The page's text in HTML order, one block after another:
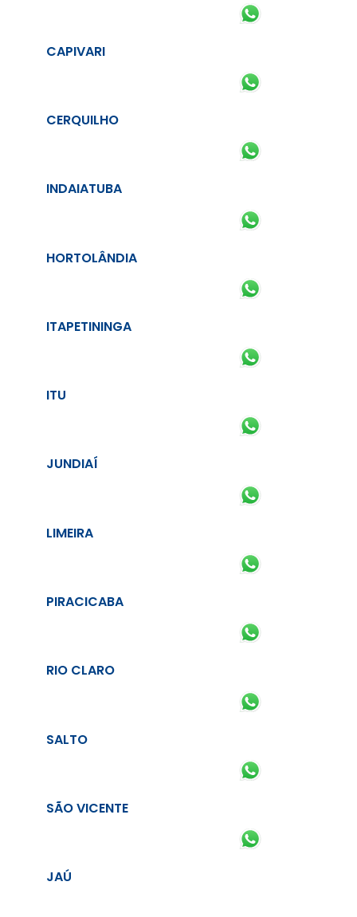
CAPIVARI
CERQUILHO
INDAIATUBA
HORTOLÂNDIA
ITAPETININGA
ITU
JUNDIAÍ
LIMEIRA
PIRACICABA
RIO CLARO
SALTO
SÃO VICENTE
JAÚ